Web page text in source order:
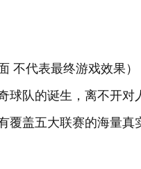
不代表最终游戏效果）
球队的诞生，离不开
覆盖五大联赛的海量真